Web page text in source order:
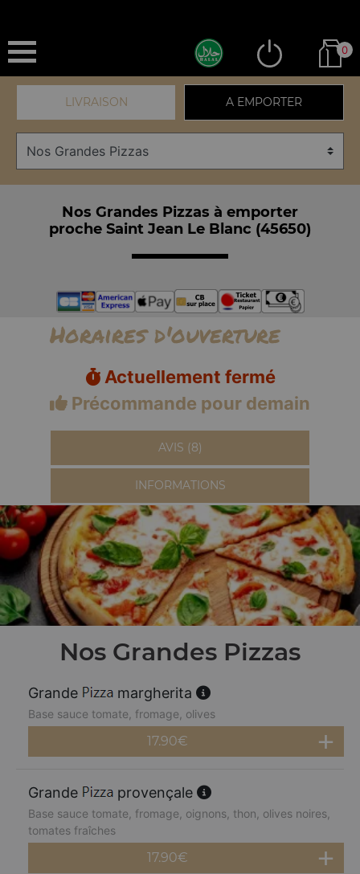
0
LIVRAISON A EMPORTER
Nos Grandes Pizzas à emporter
proche Saint Jean Le Blanc (45650)
Horaires d'ouverture
Actuellement fermé
Précommande pour demain
AVIS (8)
INFORMATIONS
Nos Grandes Pizzas
Grande margherita
Base sauce tomate, fromage, olives
17.90€
Grande provençale
Base sauce tomate, fromage, oignons, thon, olives noires,
tomates fraîches
17.90€